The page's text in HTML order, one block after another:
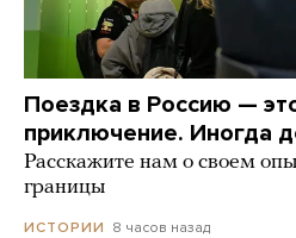
Поездка в Россию —
приключение. Иногда
Расскажите нам о своем
границы
ИСТОРИИ 8 часов назад